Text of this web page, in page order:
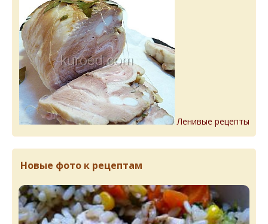
Ленивые рецепты
Новые фото к рецептам